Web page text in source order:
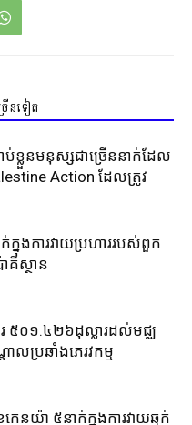
ើនទៀត
ខ្លួនមនុស្សជាច្រើននាក់ដែល
Action ដែលត្រូវ
នុងការវាយប្រហាររបស់ពួក
គីស្ថាន
រ ៥០១.៤២៦ដុល្លារដល់មជ្ឈ
ប្រឆាំងភេរវកម្ម
េនយ៉ា ៥នាក់ក្នុងការវាយឆ្មក់